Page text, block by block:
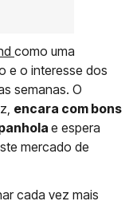
como uma
e o interesse dos
semanas. O
encara com bons
e espera
mercado de
cada vez mais